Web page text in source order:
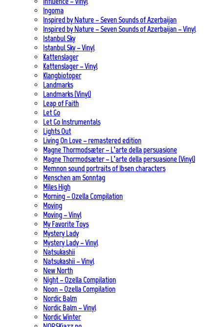
Ingoma
Inspired by Nature – Seven Sounds of Azerbaijan
Inspired by Nature – Seven Sounds of Azerbaijan – Vinyl
Istanbul Sky
Istanbul Sky – Vinyl
Kattenslager
Kattenslager – Vinyl
Klangbiotoper
Landmarks
Landmarks (Vinyl)
Leap of Faith
Let Go
Let Go Instrumentals
Lights Out
Living On Love – remastered edition
Magne Thormodsæter – L’arte della persuasione
Magne Thormodsæter – L’arte della persuasione (Vinyl)
Memnon sound portraits of Ibsen characters
Menschen am Sonntag
Miles High
Morning – Ozella Compilation
Moving
Moving – Vinyl
My Favorite Toys
Mystery Lady
Mystery Lady – Vinyl
Natsukashii
Natsukashii – Vinyl
New North
Night – Ozella Compilation
Noon – Ozella Compilation
Nordic Balm
Nordic Balm – Vinyl
Nordic Winter